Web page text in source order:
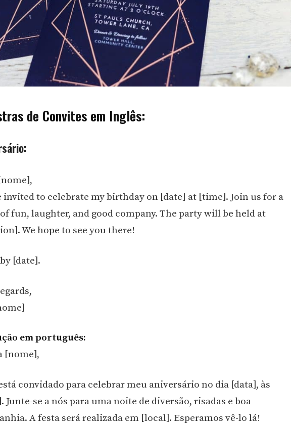
de Convites em Inglês:
invited to celebrate my birthday on [date] at [time]. Join us for a
fun, laughter, and good company. The party will be held at
We hope to see you there!
[date].
em português:
[nome],
convidado para celebrar meu aniversário no dia [data], às
Junte-se a nós para uma noite de diversão, risadas e boa
A festa será realizada em [local]. Esperamos vê-lo lá!